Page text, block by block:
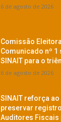
6 de agosto de 2026
Comissão
Comunicado nº
SINAIT para o
6 de agosto de 2026
SINAIT reforça
preservar
Auditores Fiscais